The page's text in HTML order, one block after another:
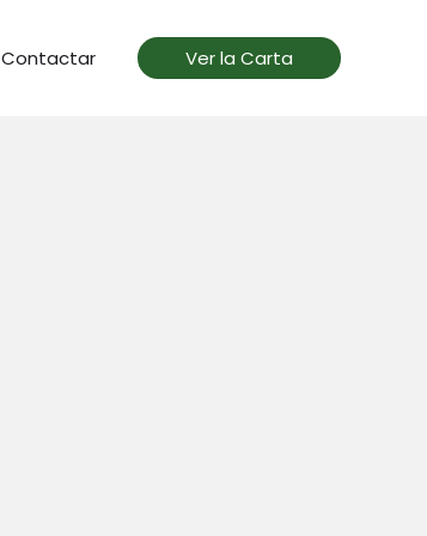
Contactar Ver la Carta